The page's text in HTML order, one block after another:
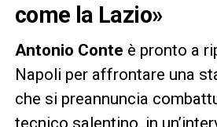
come la Lazio»
Antonio Conte è pronto a
Napoli per affrontare una
che si preannuncia
tecnico salentino, in